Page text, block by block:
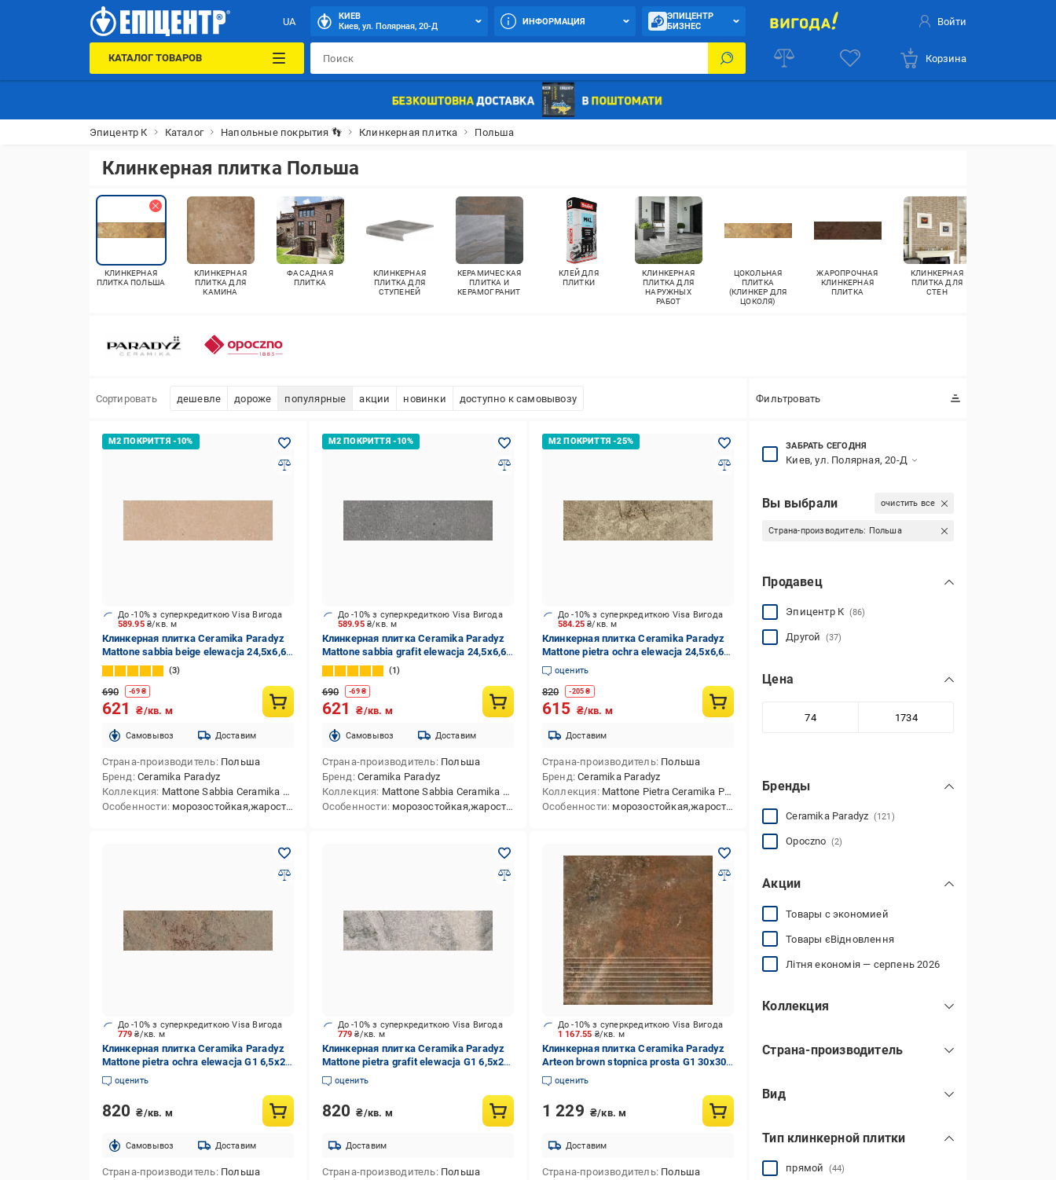
UA
КИЕВ
Киев, ул. Полярная, 20-Д
ИНФОРМАЦИЯ
ЭПИЦЕНТР
БИЗНЕС
Войти
КАТАЛОГ ТОВАРОВ Корзина
Эпицентр К Каталог Напольные покрытия 👣 Клинкерная плитка Польша
Клинкерная плитка Польша
КЛИНКЕРНАЯ
ПЛИТКА ПОЛЬША
КЛИНКЕРНАЯ
ПЛИТКА ДЛЯ
КАМИНА
ФАСАДНАЯ
ПЛИТКА
КЛИНКЕРНАЯ
ПЛИТКА ДЛЯ
СТУПЕНЕЙ
КЕРАМИЧЕСКАЯ
ПЛИТКА И
КЕРАМОГРАНИТ
КЛЕЙ ДЛЯ
ПЛИТКИ
КЛИНКЕРНАЯ
ПЛИТКА ДЛЯ
НАРУЖНЫХ
РАБОТ
ЦОКОЛЬНАЯ
ПЛИТКА
(КЛИНКЕР ДЛЯ
ЦОКОЛЯ)
ЖАРОПРОЧНАЯ
КЛИНКЕРНАЯ
ПЛИТКА
КЛИНКЕРНАЯ
ПЛИТКА ДЛЯ
СТЕН
Сортировать дешевле дороже популярные акции новинки доступно к самовывозу Фильтровать
589.95 ₴/кв. м
До -10% з суперкредиткою Visa Вигода
Клинкерная плитка Ceramika Paradyz
Mattone sabbia beige elewacja 24,5x6,6
см
3
690 -69₴
621 ₴/кв. м
Cамовывоз Доставим
Страна-производитель Польша
Бренд Ceramika Paradyz
Коллекция Mattone Sabbia Ceramika Paradyz
Особенности морозостойкая,жаростойкая
589.95₴/кв. м
До -10% з суперкредиткою Visa Вигода
Клинкерная плитка Ceramika Paradyz
Mattone sabbia grafit elewacja 24,5x6,6
см
1
690 -69₴
621 ₴/кв. м
Cамовывоз Доставим
Страна-производитель Польша
Бренд Ceramika Paradyz
Коллекция Mattone Sabbia Ceramika Paradyz
Особенности морозостойкая,жаростойкая
584.25₴/кв. м
До -10% з суперкредиткою Visa Вигода
Клинкерная плитка Ceramika Paradyz
Mattone pietra ochra elewacja 24,5x6,6
см оценить
820 -205 ₴
615 ₴/кв. м
Доставим
Страна-производитель Польша
Бренд Ceramika Paradyz
Коллекция Mattone Pietra Ceramika Paradyz
Особенности морозостойкая,жаростойкая
779₴/кв. м
До -10% з суперкредиткою Visa Вигода
Клинкерная плитка Ceramika Paradyz
Mattone pietra ochra elewacja G1 6,5x24
см оценить
820 ₴/кв. м
Cамовывоз Доставим
Страна-производитель Польша
779₴/кв. м
До -10% з суперкредиткою Visa Вигода
Клинкерная плитка Ceramika Paradyz
Mattone pietra grafit elewacja G1 6,5x24
см оценить
820 ₴/кв. м
Доставим
Страна-производитель Польша
1 167.55 ₴/кв. м
До -10% з суперкредиткою Visa Вигода
Клинкерная плитка Ceramika Paradyz
Arteon brown stopnica prosta G1 30х30
см оценить
1 229 ₴/кв. м
Доставим
Страна-производитель Польша
ЗАБРАТЬ СЕГОДНЯ
Киев, ул. Полярная, 20-Д
Вы выбрали очистить все
Страна-производитель: Польша
Продавец
Эпицентр К (86)
Другой (37)
Цена
Бренды
Ceramika Paradyz (121)
Opoczno (2)
Акции
Товары с экономией
Товары єВідновлення
Літня економія — серпень 2026
Коллекция
Arteon Ochra Ceramika Paradyz (4)
Mattone Pietra Ceramika Paradyz
Mattone Sabbia Ceramika Paradyz
Maxxis Ceramika Paradyz
Solar Opoczno(2)
Страна-производитель
Вид
ступенька(45)
Тип клинкерной плитки
прямой (44)